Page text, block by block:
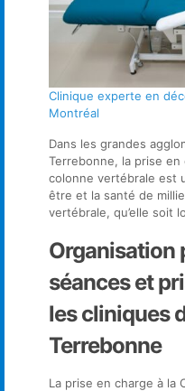
Clinique experte en
Montréal
Dans les grandes
Terrebonne, la prise en
colonne vertébrale est
être et la santé de
vertébrale, qu’elle soit
Organisation
séances et
les cliniques
Terrebonne
La prise en charge à la